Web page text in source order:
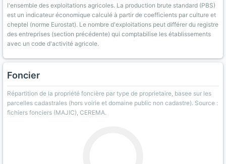
l'ensemble des exploitations agricoles. La production brute standard (PBS)
est un indicateur économique calculé à partir de coefficients par culture et
cheptel (norme Eurostat). Le nombre d'exploitations peut différer du registre
des entreprises (section précédente) qui comptabilise les établissements
avec un code d'activité agricole.
Foncier
Répartition de la propriété foncière par type de proprietaire, basee sur les
parcelles cadastrales (hors voirie et domaine public non cadastre). Source :
fichiers fonciers (MAJIC), CEREMA.